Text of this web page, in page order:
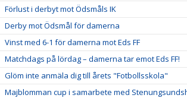
Förlust i derbyt mot Ödsmåls IK
Derby mot Ödsmål för damerna
Vinst med 6-1 för damerna mot Eds FF
Matchdags på lördag – damerna tar emot Eds FF!
Glöm inte anmäla dig till årets "Fotbollsskola"
Majblomman cup i samarbete med